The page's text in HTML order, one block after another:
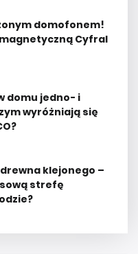
domofonem!
Cyfral
domu jedno- i
wyróżniają się
klejonego –
strefę